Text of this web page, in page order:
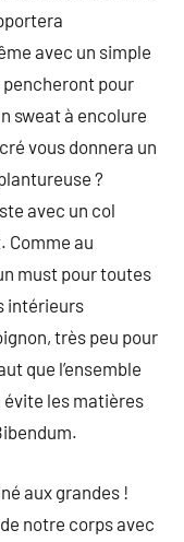
avec un simple
pour
sweat à encolure
vous donnera un
?
avec un col
Comme au
must pour toutes
intérieurs
très peu pour
que l’ensemble
les matières
aux grandes !
notre corps avec